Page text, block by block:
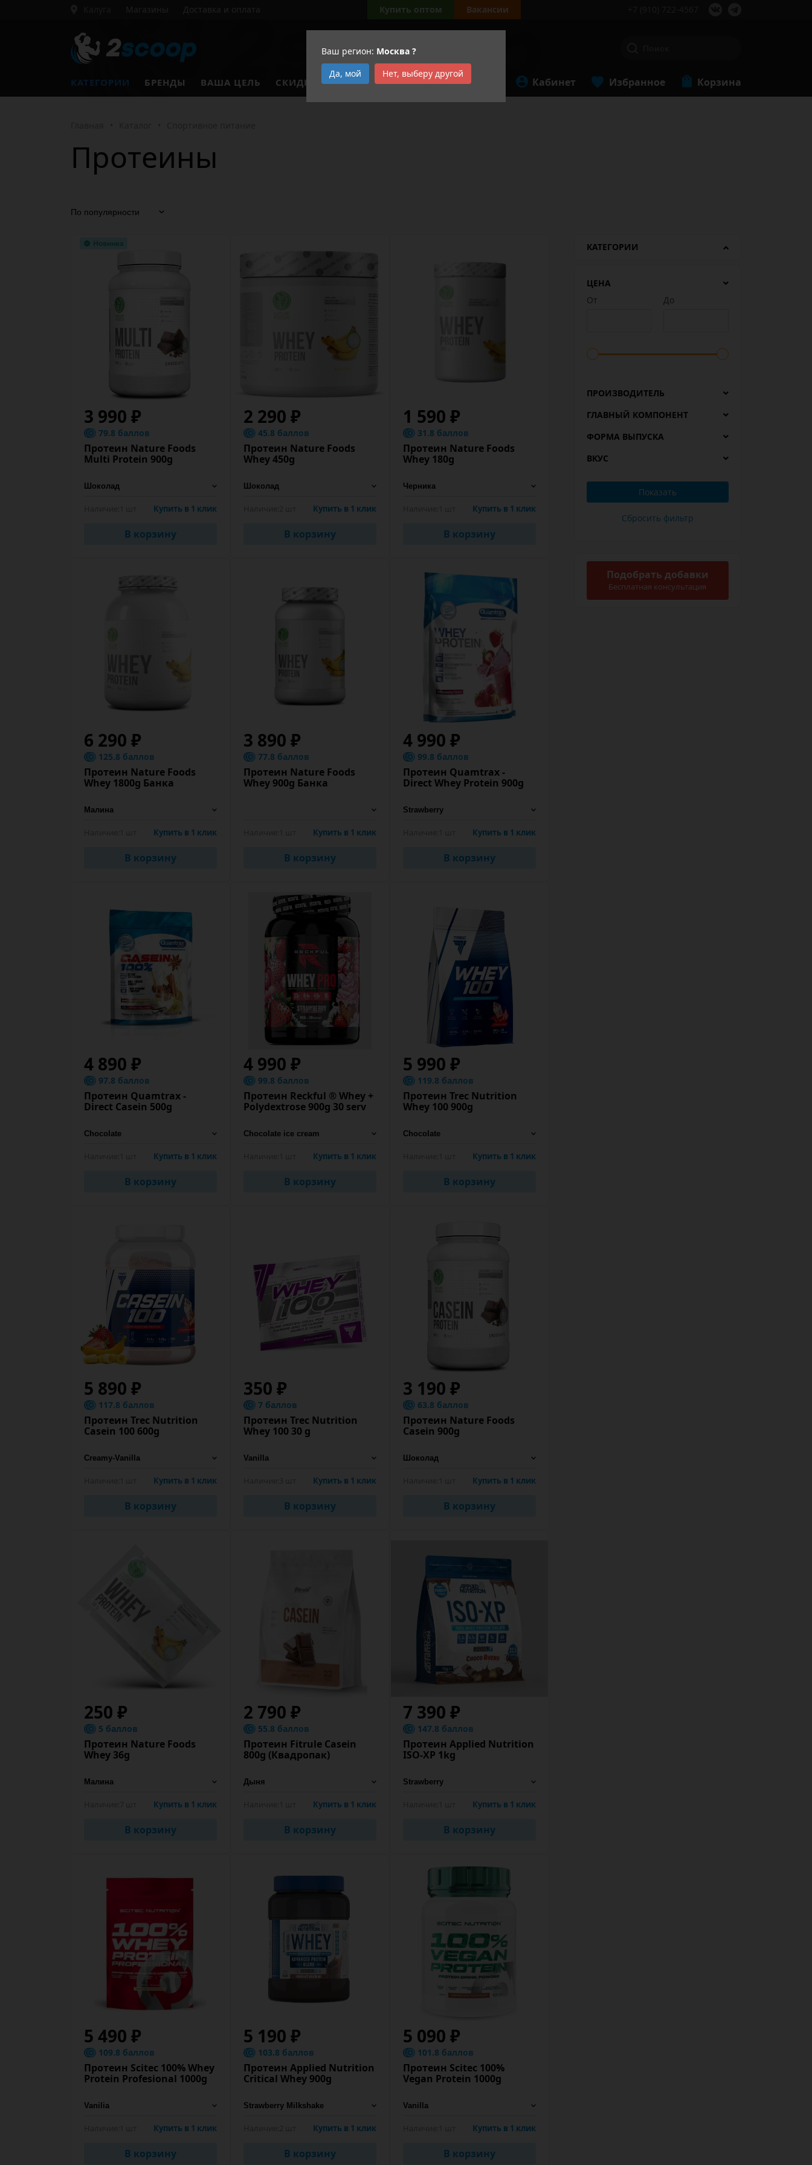
Ваш регион: Москва ?
Да, мой
Нет, выберу другой
Магазины Доставка и оплата Купить оптом Вакансии
КАТЕГОРИИ БРЕНДЫ ВАША ЦЕЛЬ СКИДКИ АКЦИИ Кабинет Избранное Корзина
Протеины
КАТЕГОРИИ
ЦЕНА
От
До
ПРОИЗВОДИТЕЛЬ
ГЛАВНЫЙ КОМПОНЕНТ
ФОРМА ВЫПУСКА
ВКУС
Подобрать добавки
Бесплатная консультация
3 990 ₽
79.8 баллов
Протеин Nature Foods
Multi Protein 900g
Купить в 1 клик
В корзину
2 290 ₽
45.8 баллов
Протеин Nature Foods
Whey 450g
Купить в 1 клик
В корзину
1 590 ₽
31.8 баллов
Протеин Nature Foods
Whey 180g
Купить в 1 клик
В корзину
6 290 ₽
125.8 баллов
Протеин Nature Foods
Whey 1800g Банка
Купить в 1 клик
В корзину
3 890 ₽
77.8 баллов
Протеин Nature Foods
Whey 900g Банка
Купить в 1 клик
В корзину
4 990 ₽
99.8 баллов
Протеин Quamtrax -
Direct Whey Protein 900g
Купить в 1 клик
В корзину
4 890 ₽
97.8 баллов
Протеин Quamtrax -
Direct Casein 500g
Купить в 1 клик
В корзину
4 990 ₽
99.8 баллов
Протеин Reckful ® Whey +
Polydextrose 900g 30 serv
Купить в 1 клик
В корзину
5 990 ₽
119.8 баллов
Протеин Trec Nutrition
Whey 100 900g
Купить в 1 клик
В корзину
5 890 ₽
117.8 баллов
Протеин Trec Nutrition
Casein 100 600g
Купить в 1 клик
В корзину
350 ₽
7 баллов
Протеин Trec Nutrition
Whey 100 30 g
Купить в 1 клик
В корзину
3 190 ₽
63.8 баллов
Протеин Nature Foods
Casein 900g
Купить в 1 клик
В корзину
250 ₽
5 баллов
Протеин Nature Foods
Whey 36g
Купить в 1 клик
В корзину
2 790 ₽
55.8 баллов
Протеин Fitrule Casein
800g (Квадропак)
Купить в 1 клик
В корзину
7 390 ₽
147.8 баллов
Протеин Applied Nutrition
ISO-XP 1kg
Купить в 1 клик
В корзину
5 490 ₽
109.8 баллов
Протеин Scitec 100% Whey
Protein Profesional 1000g
Купить в 1 клик
В корзину
5 190 ₽
103.8 баллов
Протеин Applied Nutrition
Critical Whey 900g
Купить в 1 клик
В корзину
5 090 ₽
101.8 баллов
Протеин Scitec 100%
Vegan Protein 1000g
Купить в 1 клик
В корзину